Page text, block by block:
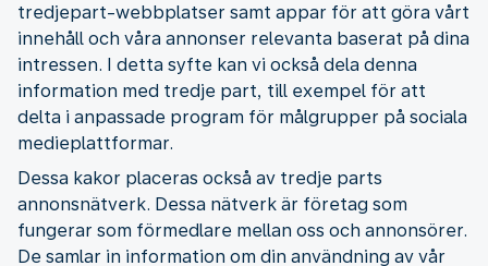
tredjepart-webbplatser samt appar för att göra vårt
innehåll och våra annonser relevanta baserat på dina
intressen. I detta syfte kan vi också dela denna
information med tredje part, till exempel för att
delta i anpassade program för målgrupper på sociala
medieplattformar.
Dessa kakor placeras också av tredje parts
annonsnätverk. Dessa nätverk är företag som
fungerar som förmedlare mellan oss och annonsörer.
De samlar in information om din användning av vår